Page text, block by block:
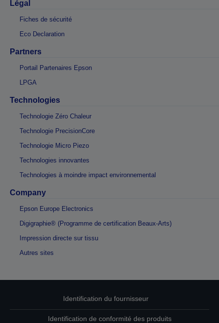
Légal
Fiches de sécurité
Eco Declaration
Partners
Portail Partenaires Epson
LPGA
Technologies
Technologie Zéro Chaleur
Technologie PrecisionCore
Technologie Micro Piezo
Technologies innovantes
Technologies à moindre impact environnemental
Company
Epson Europe Electronics
Digigraphie® (Programme de certification Beaux-Arts)
Impression directe sur tissu
Autres sites
Identification du fournisseur
Identification de conformité des produits